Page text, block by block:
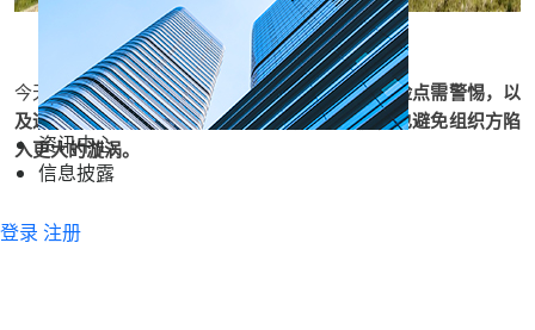
资讯中心
信息披露
登录 注册
今天，我们复盘这起真实理赔案件，看看哪些风险点需警惕，以
及这笔关键赔款如何稳稳托住濒临崩溃的家庭，也避免组织方陷
入更大的漩涡。